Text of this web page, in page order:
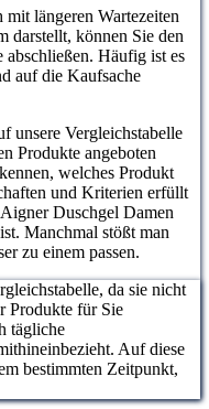
mit längeren Wartezeiten
darstellt, können Sie den
Häufig ist es
auf die Kaufsache
unsere Vergleichstabelle
Produkte angeboten
welches Produkt
und Kriterien erfüllt
Duschgel Damen
Manchmal stößt man
zu einem passen.
da sie nicht
Produkte für Sie
tägliche
Auf diese
bestimmten Zeitpunkt,